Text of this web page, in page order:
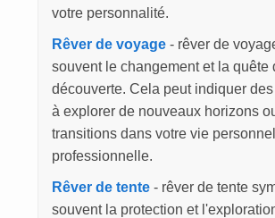
votre personnalité.
Rêver de voyage- rêver de
souvent le changement et la quête
découverte. Cela peut indiquer
à explorer de nouveaux horizons
transitions dans votre vie
professionnelle.
Rêver de tente- rêver de tente
souvent la protection et